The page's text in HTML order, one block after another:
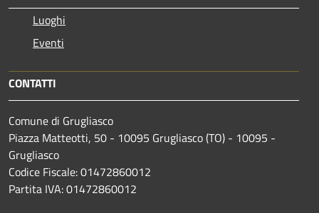
Luoghi
Eventi
CONTATTI
Comune di Grugliasco
Piazza Matteotti, 50 - 10095 Grugliasco (TO) - 10095 -
Grugliasco
Codice Fiscale: 01472860012
Partita IVA: 01472860012